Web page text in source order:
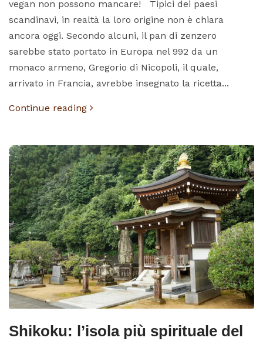
vegan non possono mancare! Tipici dei paesi
scandinavi, in realtà la loro origine non è chiara
ancora oggi. Secondo alcuni, il pan di zenzero
sarebbe stato portato in Europa nel 992 da un
monaco armeno, Gregorio di Nicopoli, il quale,
arrivato in Francia, avrebbe insegnato la ricetta...
Continue reading
Shikoku: l’isola più spirituale del